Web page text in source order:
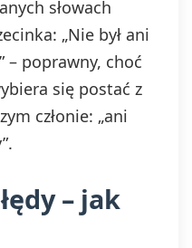
słowach
„Nie był ani
– poprawny, choć
się postać z
członie: „ani
– jak